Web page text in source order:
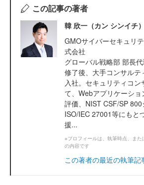
この記事の著者
韓 欣一（カン シンイチ）
GMOサイバーセキュリ
式会社
グローバル戦略部 部長
修了後、大手コンサルテ
入社。セキュリティコン
て、Webアプリケーショ
評価、NIST CSF/SP
ISO/IEC 27001等にもと
援...
※プロフィールは、執筆時点、ま
の内容です
この著者の最近の執筆記